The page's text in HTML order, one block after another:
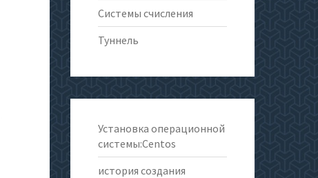
Системы счисления
Туннель
Установка операционной
системы:Centos
история создания